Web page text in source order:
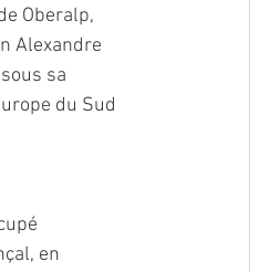
Oberalp,
Alexandre
sa
du Sud
en